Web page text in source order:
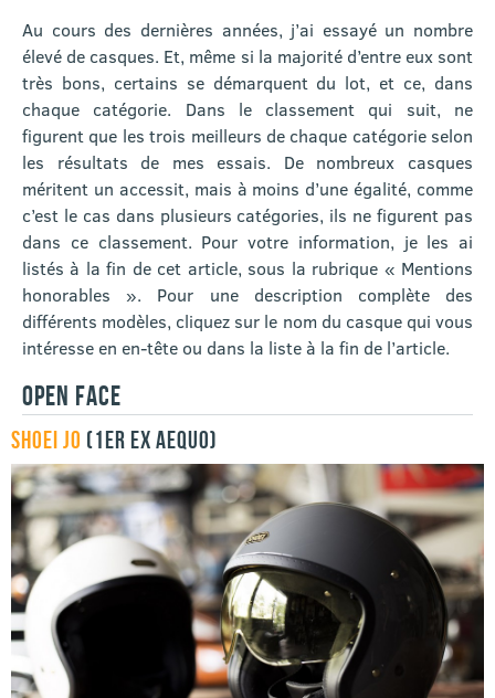
Au cours des dernières années, j’ai essayé un nombre
élevé de casques. Et, même si la majorité d’entre eux sont
très bons, certains se démarquent du lot, et ce, dans
chaque catégorie. Dans le classement qui suit, ne
figurent que les trois meilleurs de chaque catégorie selon
les résultats de mes essais. De nombreux casques
méritent un accessit, mais à moins d’une égalité, comme
c’est le cas dans plusieurs catégories, ils ne figurent pas
dans ce classement. Pour votre information, je les ai
listés à la fin de cet article, sous la rubrique « Mentions
honorables ». Pour une description complète des
différents modèles, cliquez sur le nom du casque qui vous
intéresse en en-tête ou dans la liste à la fin de l’article.
OPEN FACE
SHOEI JO (1ER EX AEQUO)